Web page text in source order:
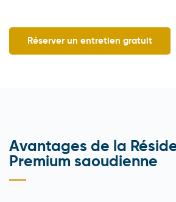
Réserver un entretien gratuit
Avantages de la
Premium saoudienne